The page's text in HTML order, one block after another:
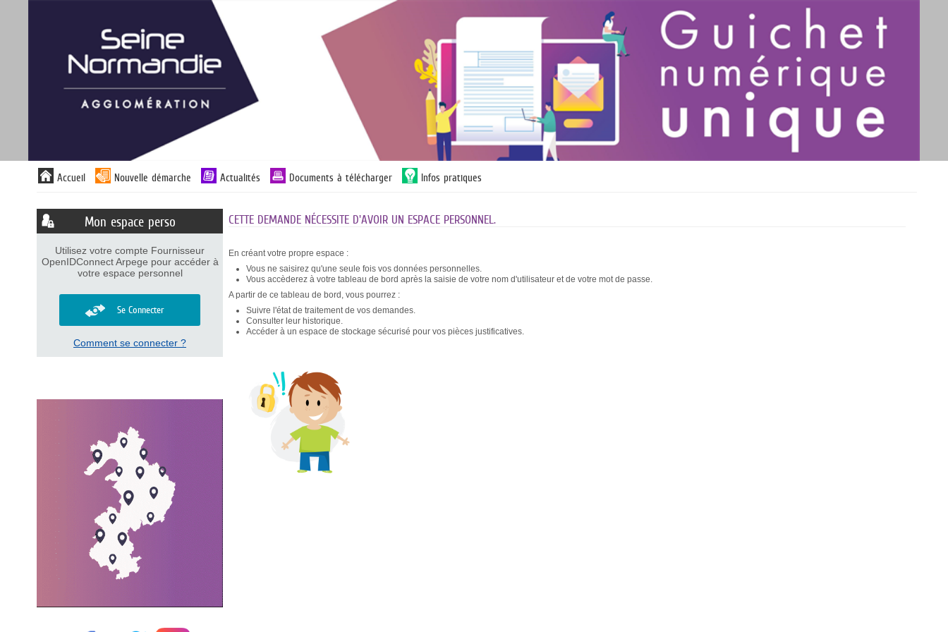
Liste
des
Accueil Nouvelle démarche Actualités Documents à télécharger Infos pratiques
Mon espace perso
Utilisez votre compte Fournisseur
OpenIDConnect Arpege pour accéder à
votre espace personnel
Se Connecter
Comment se connecter ?
CETTE DEMANDE NÉCESSITE D'AVOIR UN ESPACE PERSONNEL.
En créant votre propre espace :
Vous ne saisirez qu'une seule fois vos données personnelles.
Vous accèderez à votre tableau de bord après la saisie de votre nom d'utilisateur et de votre mot de passe.
A partir de ce tableau de bord, vous pourrez :
Suivre l'état de traitement de vos demandes.
Consulter leur historique.
Accéder à un espace de stockage sécurisé pour vos pièces justificatives.